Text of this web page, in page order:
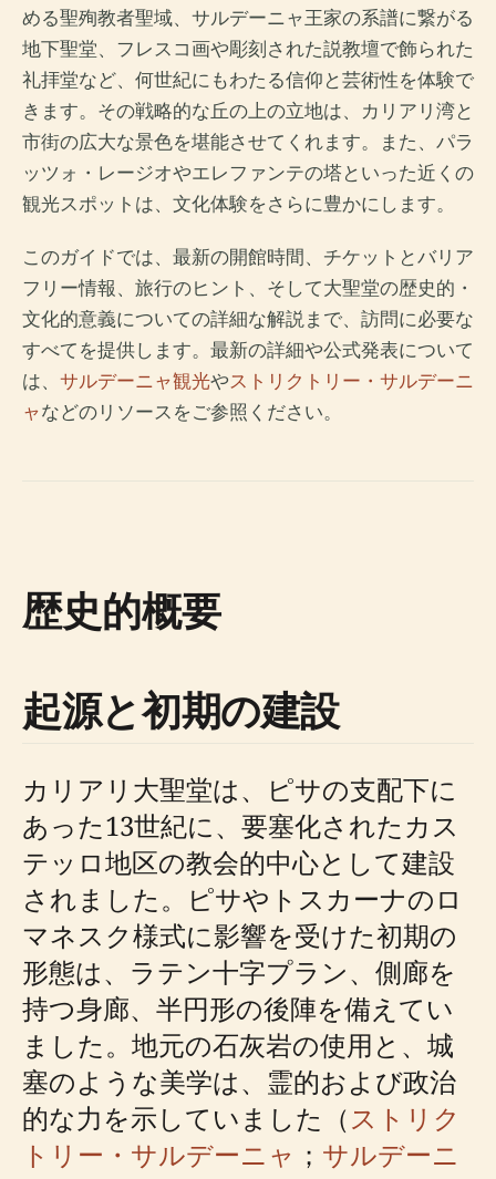
める聖殉教者聖域、サルデーニャ王家の系譜に繋がる
地下聖堂、フレスコ画や彫刻された説教壇で飾られた
礼拝堂など、何世紀にもわたる信仰と芸術性を体験で
きます。その戦略的な丘の上の立地は、カリアリ湾と
市街の広大な景色を堪能させてくれます。また、パラ
ッツォ・レージオやエレファンテの塔といった近くの
観光スポットは、文化体験をさらに豊かにします。
このガイドでは、最新の開館時間、チケットとバリア
フリー情報、旅行のヒント、そして大聖堂の歴史的・
文化的意義についての詳細な解説まで、訪問に必要な
すべてを提供します。最新の詳細や公式発表について
は、 サルデーニャ観光やストリクトリー・サルデーニ
ャなどのリソースをご参照ください。
歴史的概要
起源と初期の建設
カリアリ大聖堂は、ピサの支配下に
あった13世紀に、要塞化されたカス
テッロ地区の教会的中心として建設
されました。ピサやトスカーナのロ
マネスク様式に影響を受けた初期の
形態は、ラテン十字プラン、側廊を
持つ身廊、半円形の後陣を備えてい
ました。地元の石灰岩の使用と、城
塞のような美学は、霊的および政治
的な力を示していました（ストリク
トリー・サルデーニャ ； サルデーニ